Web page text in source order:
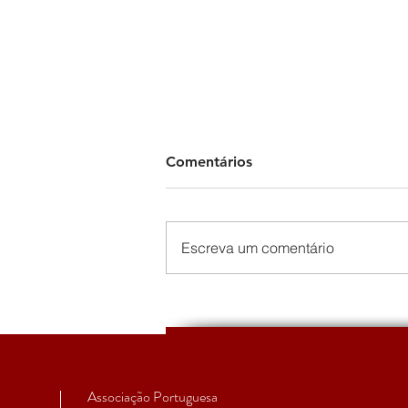
European Peripheries
Comentários
Escreva um comentário
Associação Portuguesa